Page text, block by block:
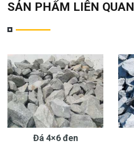
SẢN PHẨM LIÊN QUAN
Đá 4×6 đen